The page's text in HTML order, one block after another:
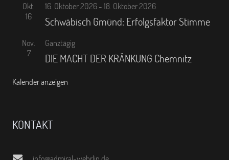
Okt.
16
16. Oktober 2026 - 18. Oktober 2026
Schwäbisch Gmünd: Erfolgsfaktor Stimme
Nov.
7
Ganztägig
DIE MACHT DER KRÄNKUNG Chemnitz
Kalender anzeigen
KONTAKT